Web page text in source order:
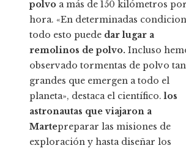
polvo a más de 150 kilómetros por
hora. «En determinadas
todo esto puede dar lugar a
remolinos de polvo. Incluso
observado tormentas de polvo tan
grandes que emergen a todo el
planeta», destaca el científico. los
astronautas que viajaron a
Martepreparar las misiones de
exploración y hasta diseñar los